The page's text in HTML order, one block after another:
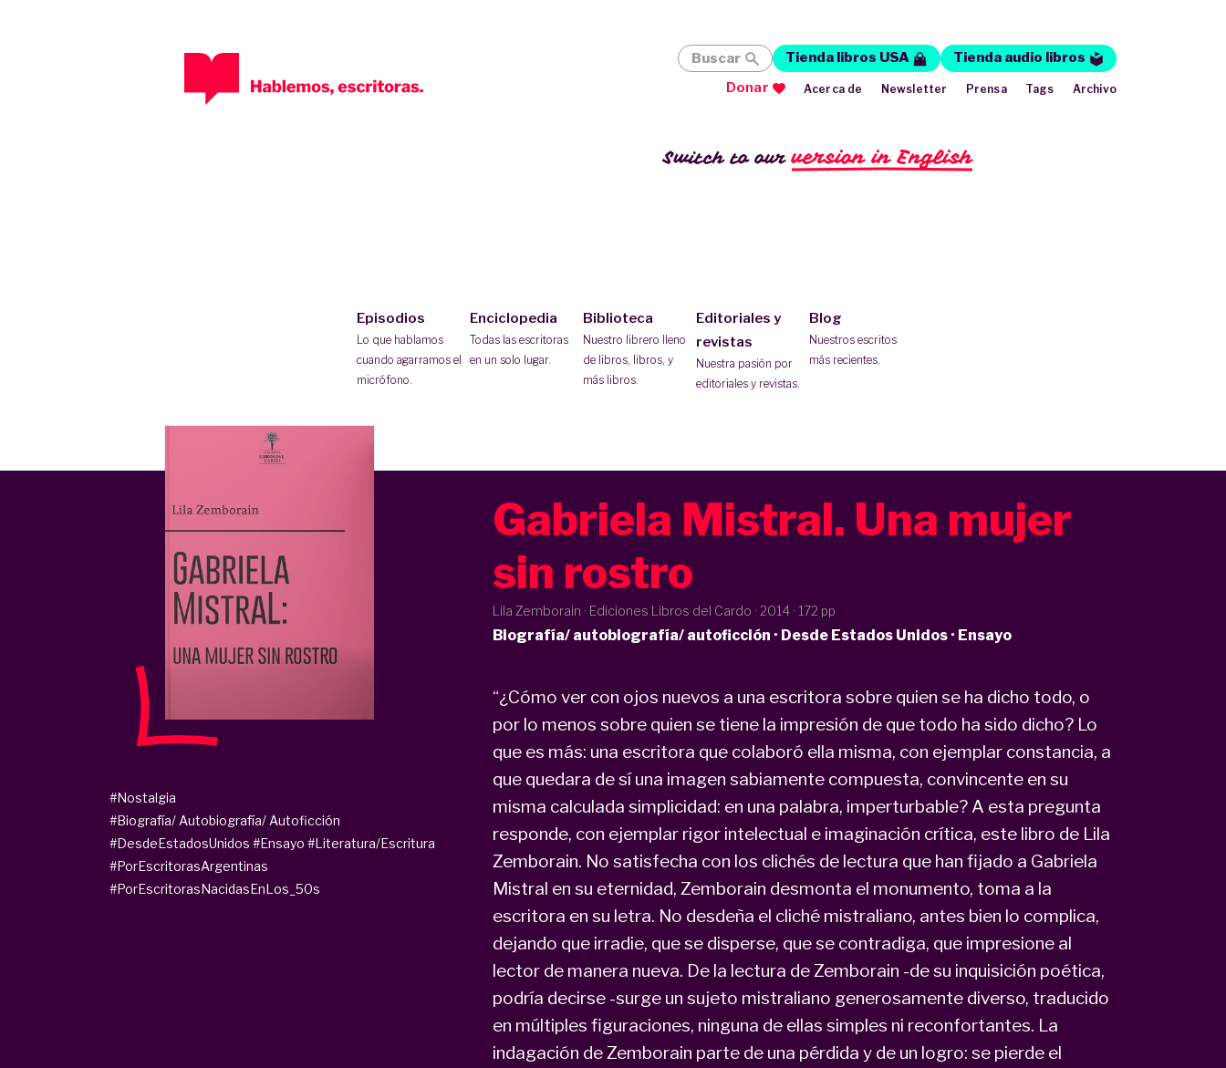
Switch to ourversion in English
Episodios
Lo que hablamos
cuando agarramos el
micrófono.
Enciclopedia
Todas las escritoras
en un solo lugar.
Biblioteca
Nuestro librero lleno
de libros, libros, y
más libros.
Editoriales y
revistas
Nuestra pasión por
editoriales y revistas.
Blog
Nuestros escritos
más recientes.
Buscar Tienda libros USA
Tienda audio libros
Donar
Acerca de Newsletter Prensa Tags Archivo
Gabriela Mistral. Una mujer
sin rostro
Lila Zemborain · Ediciones Libros del Cardo · 2014· 172 pp
Biografía/ autobiografía/ autoficción · Desde Estados Unidos · Ensayo
“¿Cómo ver con ojos nuevos a una escritora sobre quien se ha dicho todo, o
por lo menos sobre quien se tiene la impresión de que todo ha sido dicho? Lo
que es más: una escritora que colaboró ella misma, con ejemplar constancia, a
que quedara de sí una imagen sabiamente compuesta, convincente en su
misma calculada simplicidad: en una palabra, imperturbable? A esta pregunta
responde, con ejemplar rigor intelectual e imaginación crítica, este libro de Lila
Zemborain. No satisfecha con los clichés de lectura que han fijado a Gabriela
Mistral en su eternidad, Zemborain desmonta el monumento, toma a la
escritora en su letra. No desdeña el cliché mistraliano, antes bien lo complica,
dejando que irradie, que se disperse, que se contradiga, que impresione al
lector de manera nueva. De la lectura de Zemborain -de su inquisición poética,
podría decirse -surge un sujeto mistraliano generosamente diverso, traducido
en múltiples figuraciones, ninguna de ellas simples ni reconfortantes. La
indagación de Zemborain parte de una pérdida y de un logro: se pierde el
#Nostalgia
#Biografía/ Autobiografía/ Autoficción
#DesdeEstadosUnidos #Ensayo #Literatura/Escritura
#PorEscritorasArgentinas
#PorEscritorasNacidasEnLos_50s